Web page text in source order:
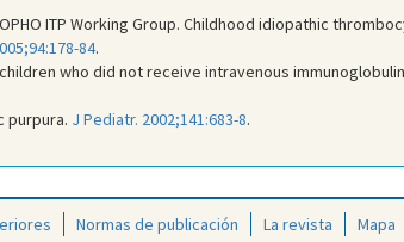
ITP Working Group. Childhood idiopathic
84.
who did not receive intravenous
purpura. J Pediatr. 2002;141:683-8.
Normas de publicación La revista Mapa